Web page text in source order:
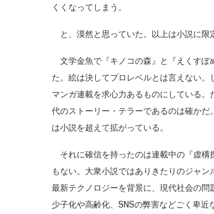
くくなってしまう。
と、漠然と思っていた。以上は小説に限
文学金魚で『キノコの森』と『えくすぽ
た。絵は決してプロレベルとは言えない
マンガ連載を求心力あるものにしている
代のストーリー・テラーであるのは確かだ
は小説を超えて拡がっている。
それに確信を持ったのは連載中の『虚
もない。大衆小説ではありきたりのジャ
最新テクノロジーを背景に、現代社会の
少子化や高齢化、SNSの弊害などごく卑